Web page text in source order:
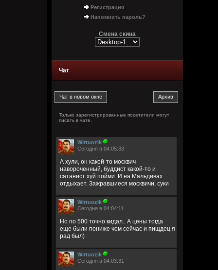
Регистрация
Напомнить пароль?
Смена скина
Чат
Только зарегистрированные посетители могут
писать в чате.
Wirtuozik
Сегодня в 04:05:33
А хули, он какой-то москвич
навороченный, буддист какой-то и
сатанист хуй пойми. И на Мальдивах
отдыхает. Зажравшиеся москвичи, суки
Wirtuozik
Сегодня в 04:04:11
Но по 500 точно кидал.. А цены тогда
еще были пониже чем сейчас и пищдец я
рад был)
Wirtuozik
Сегодня в 04:03:31